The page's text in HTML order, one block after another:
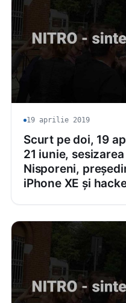
19 aprilie 2019
Scurt pe doi, 19
21 iunie,
Nisporeni,
iPhone XE și